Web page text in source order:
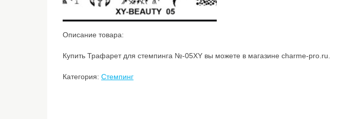
Описание товара:
Купить Трафарет для стемпинга №-05XY вы можете в магазине charme-pro.ru.
Категория: Стемпинг